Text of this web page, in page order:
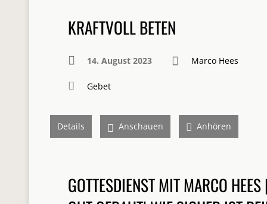
KRAFTVOLL BETEN
14. August 2023 Marco Hees
Gebet
Details Anschauen Anhören
GOTTESDIENST MIT MARCO